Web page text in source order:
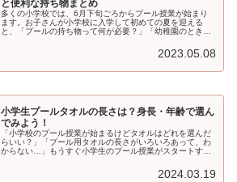
と便利な持ち物まとめ
多くの小学校では、6月下旬ごろからプール授業が始まり
ます。お子さんが小学校に入学して初めての夏を迎える
と、「プールの持ち物って何が必要？」「幼稚園のときと
2023.05.08
小学生プールタオルの長さは？身長・年齢で選ん
でみよう！
「小学校のプール授業が始まるけどタオルはどれを選んだ
らいい？」「プール用タオルの長さがいろいろあって、わ
からない…」もうすぐ小学生のプール授業がスタートする
2024.03.19